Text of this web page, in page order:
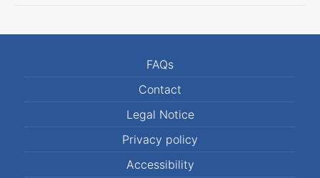
FAQs
Contact
Legal Notice
Privacy policy
Accessibility